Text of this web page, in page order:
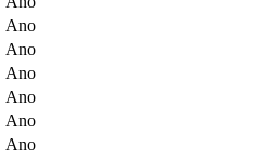
Ano
Ano
Ano
Ano
Ano
Ano